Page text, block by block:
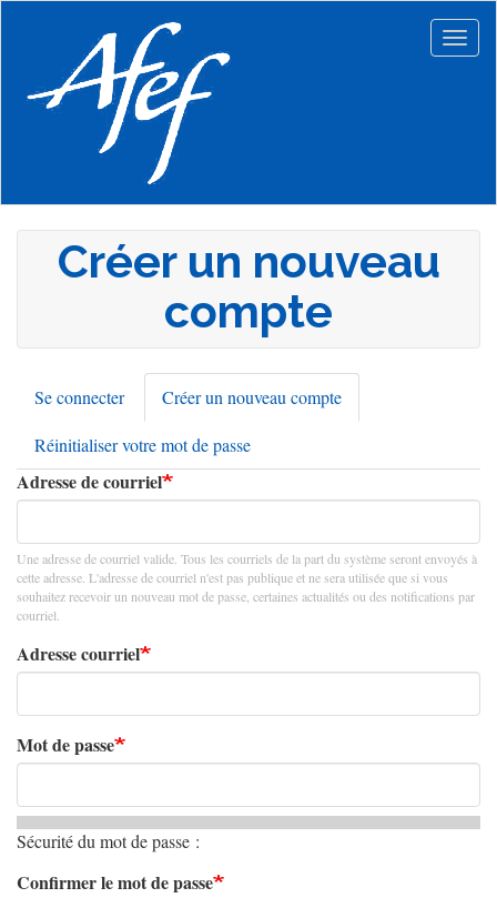
principal
Créer un nouveau
compte
Onglets
principaux
Se connecter Créer un nouveau compte
actif)
Réinitialiser votre mot de passe
Adresse de courriel
Une adresse de courriel valide. Tous les courriels de la part du système seront envoyés à
cette adresse. L'adresse de courriel n'est pas publique et ne sera utilisée que si vous
souhaitez recevoir un nouveau mot de passe, certaines actualités ou des notifications par
courriel.
Adresse courriel
Mot de passe
Sécurité du mot de passe :
Confirmer le mot de passe